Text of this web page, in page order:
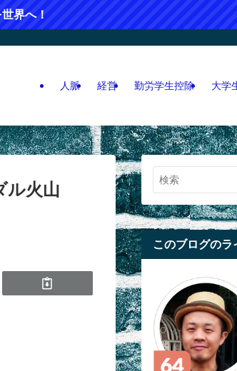
界へ！
さん活動、人生逆戻りツアー・コンサル・人脈論な
人脈 経営 勤労学生控除 大学
ル火山
このブログのラ